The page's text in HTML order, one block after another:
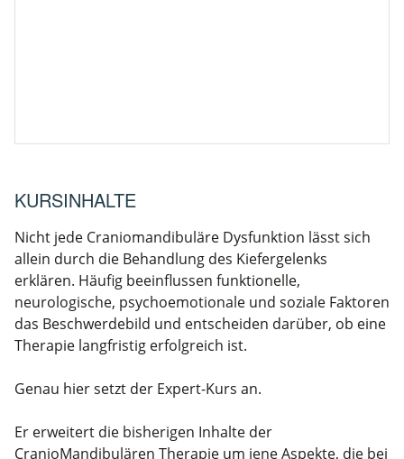
KURSINHALTE
Nicht jede Craniomandibuläre Dysfunktion lässt sich
allein durch die Behandlung des Kiefergelenks
erklären. Häufig beeinflussen funktionelle,
neurologische, psychoemotionale und soziale Faktoren
das Beschwerdebild und entscheiden darüber, ob eine
Therapie langfristig erfolgreich ist.
Genau hier setzt der Expert-Kurs an.
Er erweitert die bisherigen Inhalte der
CranioMandibulären Therapie um jene Aspekte, die bei